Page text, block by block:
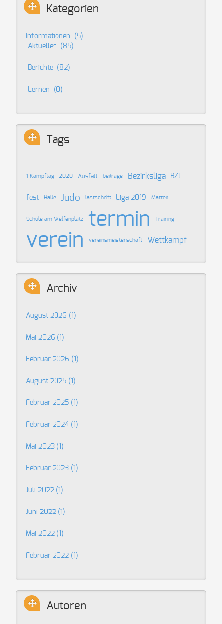
Kategorien
Informationen
(5)
Aktuelles
(85)
Berichte (82)
Lernen (0)
Tags
1 Kampftag 2020 Ausfall beiträge Bezirksliga BZL
fest Halle Judo lastschrift Liga 2019 Matten
Schule am Welfenplatz termin Training
verein vereinsmeisterschaft Wettkampf
Archiv
August 2026 (1)
Mai 2026 (1)
Februar 2026 (1)
August 2025 (1)
Februar 2025 (1)
Februar 2024 (1)
Mai 2023 (1)
Februar 2023 (1)
Juli 2022 (1)
Juni 2022 (1)
Mai 2022 (1)
Februar 2022 (1)
Autoren